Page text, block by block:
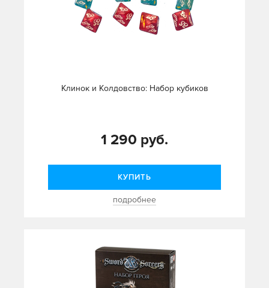
Клинок и Колдовство: Набор кубиков
1 290 руб.
КУПИТЬ
подробнее